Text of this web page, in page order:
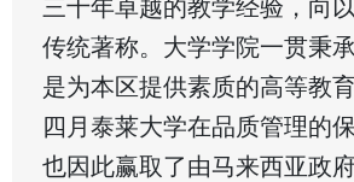
三十年卓越的教学经验，向
传统著称。大学学院一贯秉
是为本区提供素质的高等教
四月泰莱大学在品质管理的
也因此赢取了由马来西亚政